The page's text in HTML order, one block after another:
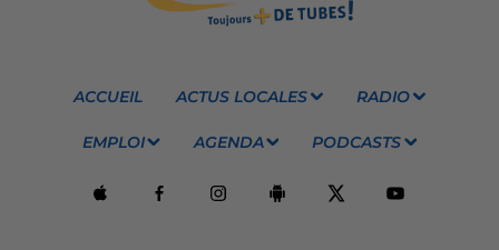
ACCUEIL ACTUS LOCALES RADIO
EMPLOI AGENDA PODCASTS